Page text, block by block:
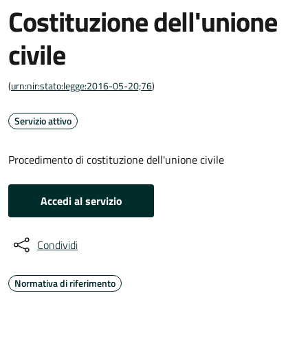
Costituzione dell'unione
civile
(urn:nir:stato:legge:2016-05-20;76)
Servizio attivo
Procedimento di costituzione dell'unione civile
Accedi al servizio
Condividi
Normativa di riferimento